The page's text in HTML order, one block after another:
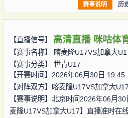
赛事说明 历
【直播信号】 高清直播 咪咕体
【赛事名称】
喀麦隆U17VS加拿大
【赛事分类】 世青U17
【开赛时间】2026年06月30日 19:45
【对阵双方】
喀麦隆U17VS加拿大U17
【赛事说明】北京时间2026年06月
麦隆U17VS加拿大U17】直播准时在